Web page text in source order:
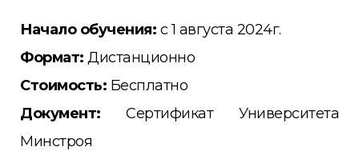
Начало обучения: с 1 августа 2024г.
Формат: Дистанционно
Стоимость: Бесплатно
Документ: Сертификат Университета
Минстроя